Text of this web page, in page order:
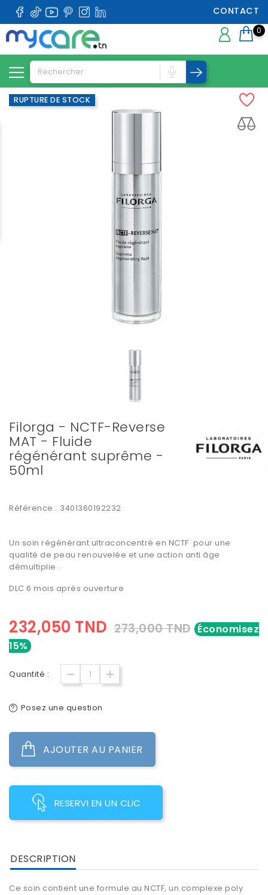
CONTACT
0
RUPTURE DE STOCK
Filorga - NCTF-Reverse
MAT - Fluide
régénérant suprême -
50ml
Référence : 3401360192232
Un soin régénérant ultraconcentré en NCTF pour une
qualité de peau renouvelée et une action anti âge
démultiplie .
DLC 6 mois après ouverture
232,050 TND 273,000 TND Économisez
15%
Quantité :
Posez une question
AJOUTER AU PANIER
RESERVI EN UN CLIC
DESCRIPTION
Ce soin contient une formule au NCTF, un complexe poly